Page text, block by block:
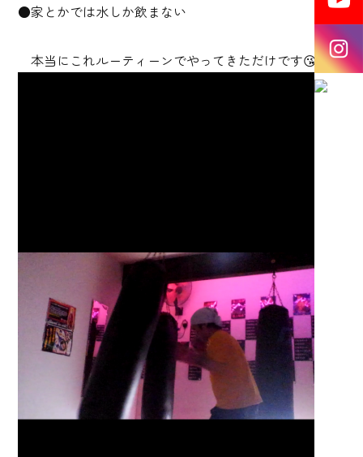
●家とかでは水しか飲まない
本当にこれルーティーンでやってきただけです😘